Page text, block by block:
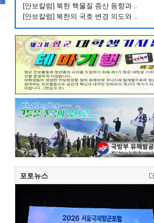
[안보칼럼] 북한 핵물질 증산 동향과 ..
[안보칼럼] 북한의 국호 변경 의도와 ..
포토뉴스